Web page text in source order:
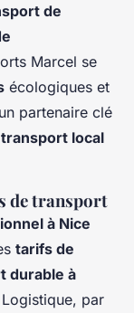
de
Marcel se
écologiques et
partenaire clé
transport local
de transport
à Nice
tarifs de
durable à
par